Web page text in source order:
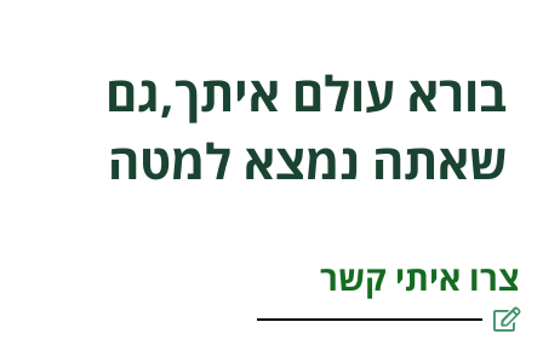
בורא עולם איתך,גם
שאתה נמצא למטה
צרו איתי קשר